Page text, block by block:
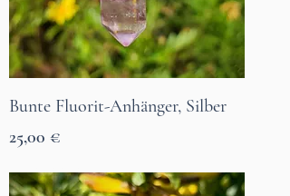
Bunte Fluorit-Anhänger, Silber
Prix
25,00 €